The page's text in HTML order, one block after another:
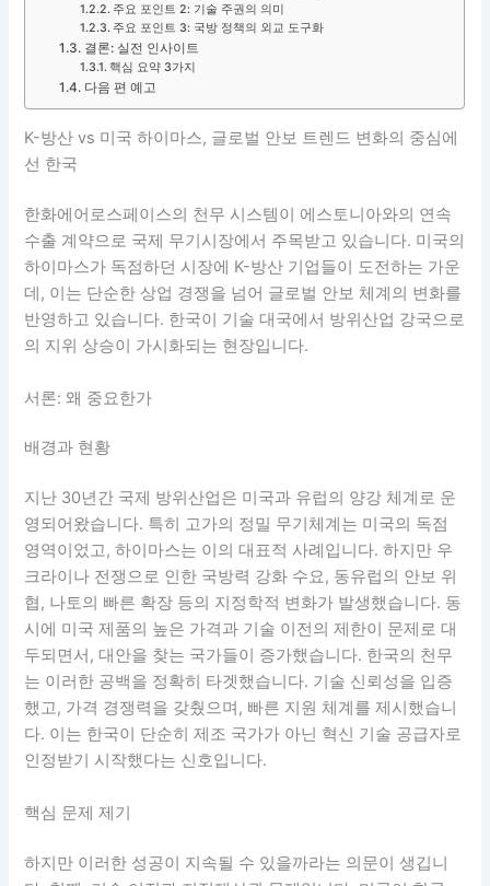
주요 포인트 2: 기술 주권의 의미
주요 포인트 3: 국방 정책의 외교 도구화
결론: 실전 인사이트
핵심 요약 3가지
다음 편 예고
K-방산 vs 미국 하이마스, 글로벌 안보 트렌드 변화의 중심에
선 한국
한화에어로스페이스의 천무 시스템이 에스토니아와의 연속
수출 계약으로 국제 무기시장에서 주목받고 있습니다. 미국의
하이마스가 독점하던 시장에 K-방산 기업들이 도전하는 가운
데, 이는 단순한 상업 경쟁을 넘어 글로벌 안보 체계의 변화를
반영하고 있습니다. 한국이 기술 대국에서 방위산업 강국으로
의 지위 상승이 가시화되는 현장입니다.
서론: 왜 중요한가
배경과 현황
지난 30년간 국제 방위산업은 미국과 유럽의 양강 체계로 운
영되어왔습니다. 특히 고가의 정밀 무기체계는 미국의 독점
영역이었고, 하이마스는 이의 대표적 사례입니다. 하지만 우
크라이나 전쟁으로 인한 국방력 강화 수요, 동유럽의 안보 위
협, 나토의 빠른 확장 등의 지정학적 변화가 발생했습니다. 동
시에 미국 제품의 높은 가격과 기술 이전의 제한이 문제로 대
두되면서, 대안을 찾는 국가들이 증가했습니다. 한국의 천무
는 이러한 공백을 정확히 타겟했습니다. 기술 신뢰성을 입증
했고, 가격 경쟁력을 갖췄으며, 빠른 지원 체계를 제시했습니
다. 이는 한국이 단순히 제조 국가가 아닌 혁신 기술 공급자로
인정받기 시작했다는 신호입니다.
핵심 문제 제기
하지만 이러한 성공이 지속될 수 있을까라는 의문이 생깁니